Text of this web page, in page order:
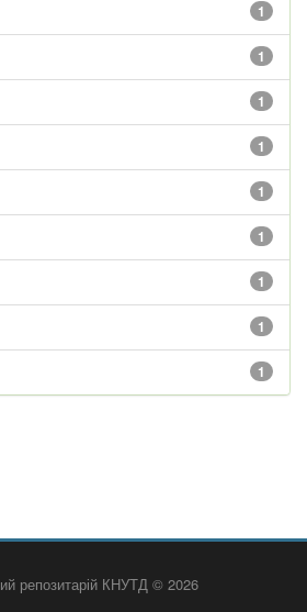
1
1
1
1
1
1
1
1
1
репозитарій КНУТД © 2026